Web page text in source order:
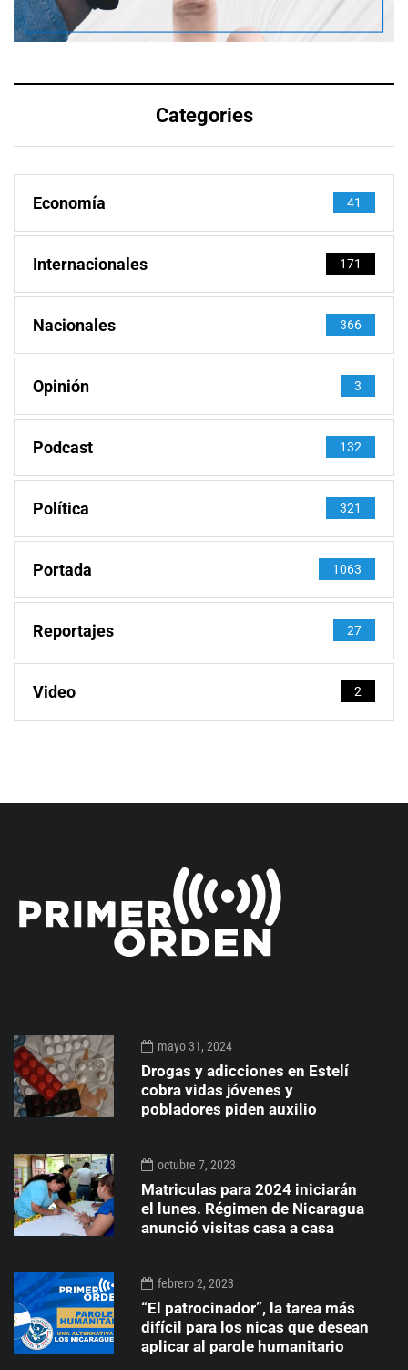
Categories
Economía 41
Internacionales 171
Nacionales 366
Opinión 3
Podcast 132
Política 321
Portada 1063
Reportajes 27
Video 2
mayo 31, 2024
Drogas y adicciones en Estelí
cobra vidas jóvenes y
pobladores piden auxilio
octubre 7, 2023
Matriculas para 2024 iniciarán
el lunes. Régimen de Nicaragua
anunció visitas casa a casa
febrero 2, 2023
“El patrocinador”, la tarea más
difícil para los nicas que desean
aplicar al parole humanitario